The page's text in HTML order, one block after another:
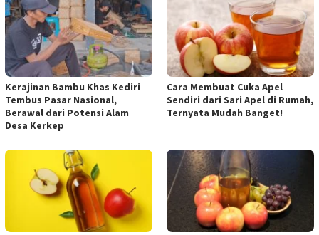
Kerajinan Bambu Khas Kediri
Tembus Pasar Nasional,
Berawal dari Potensi Alam
Desa Kerkep
Cara Membuat Cuka Apel
Sendiri dari Sari Apel di Rumah,
Ternyata Mudah Banget!